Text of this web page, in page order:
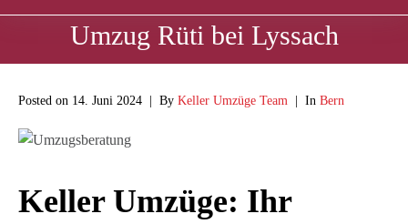
Umzug Rüti bei Lyssach
Posted on 14. Juni 2024 By Keller Umzüge Team In Bern
Keller Umzüge: Ihr